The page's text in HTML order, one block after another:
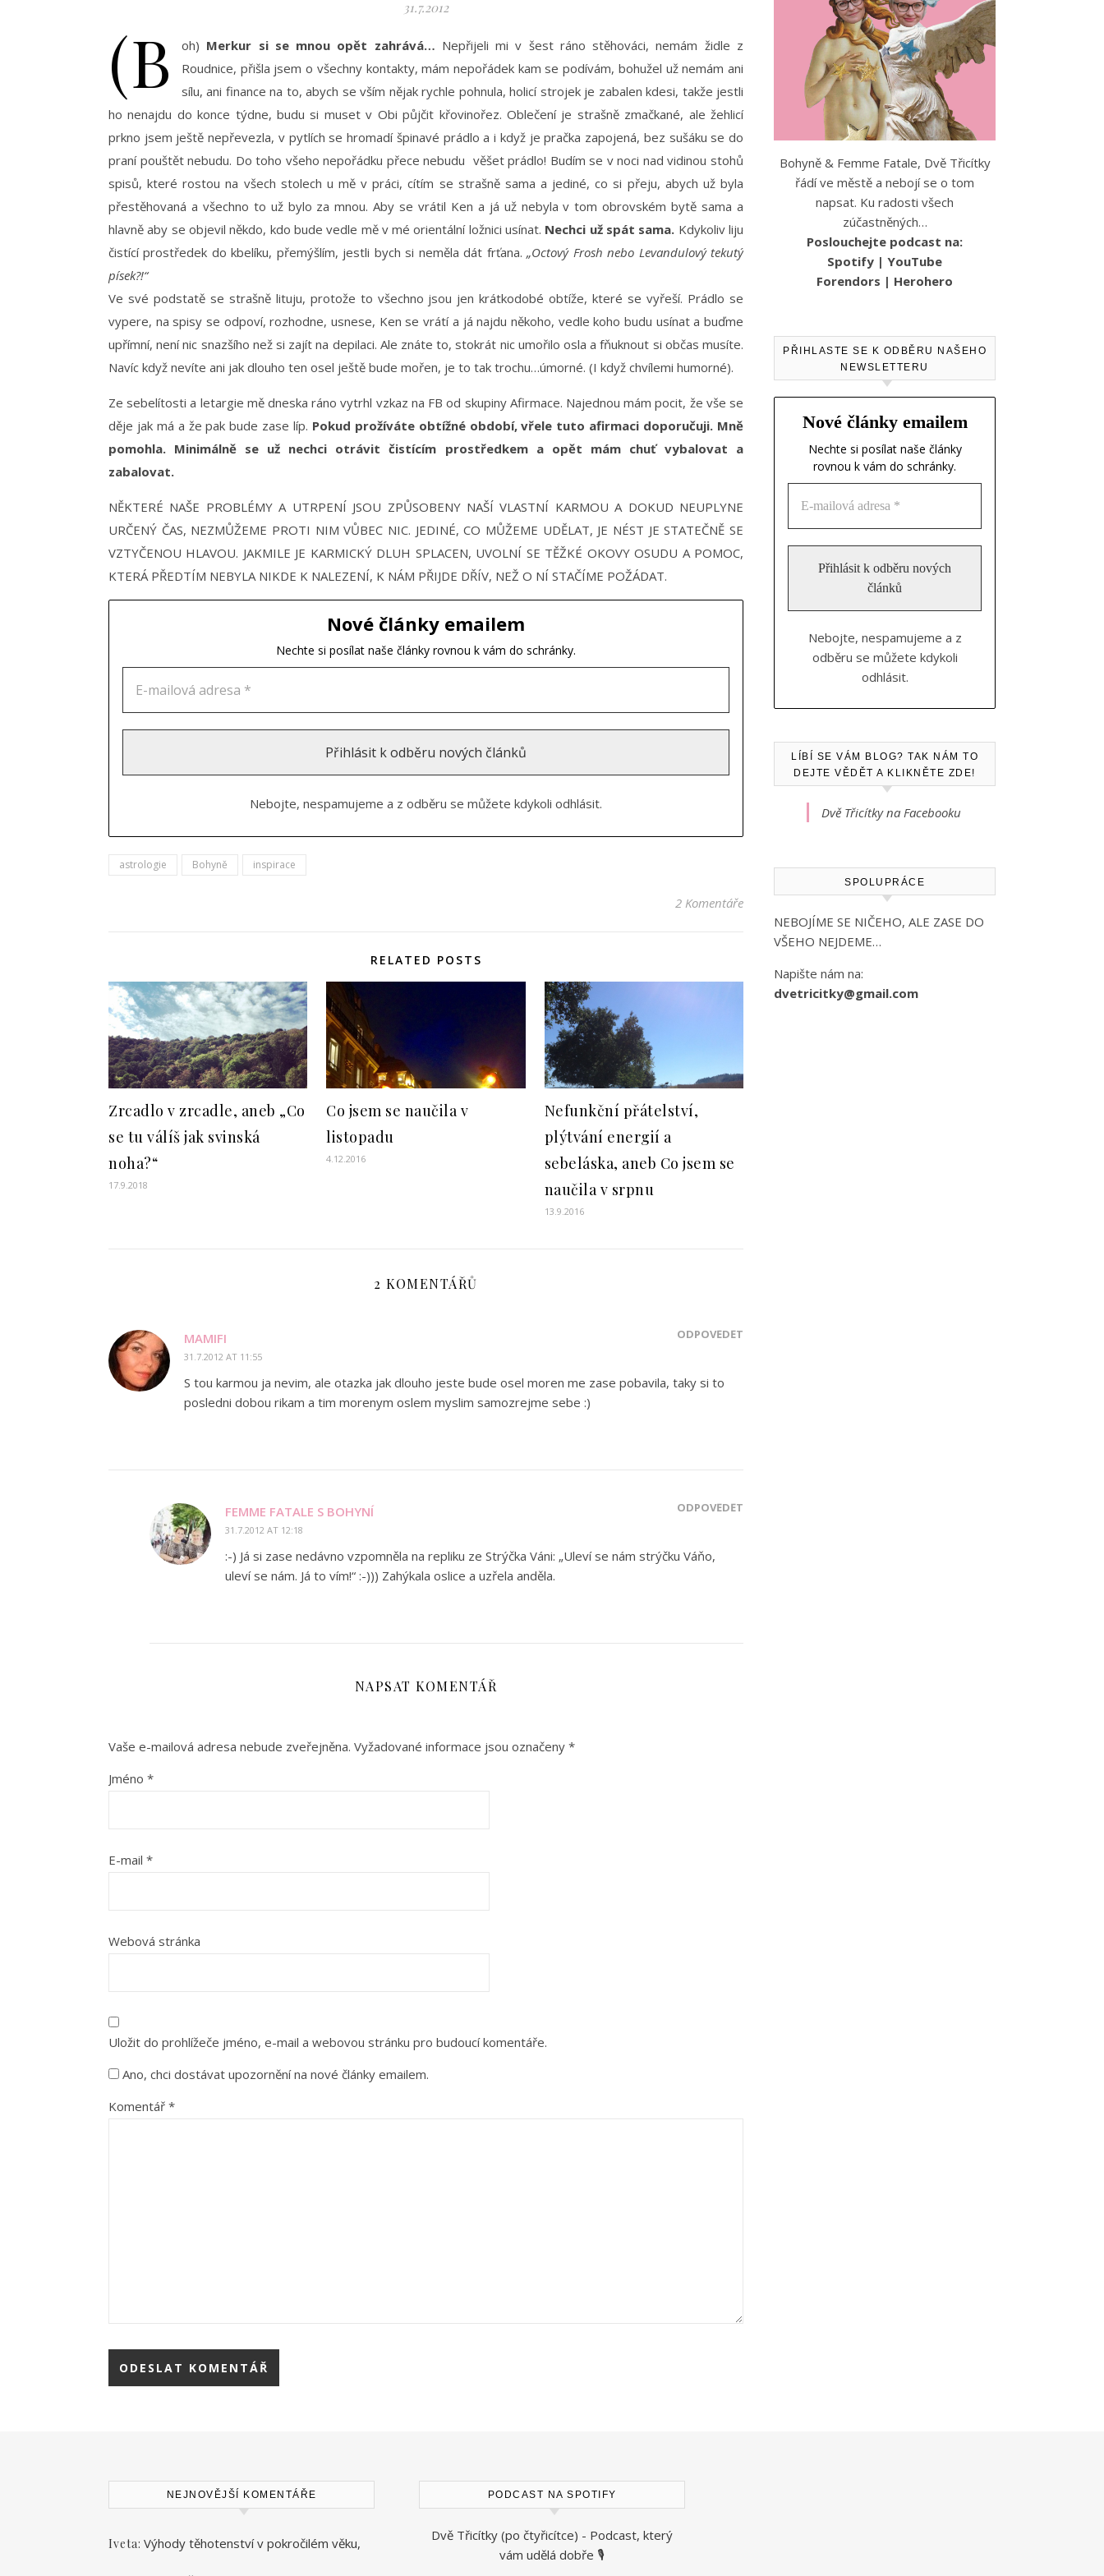
31.7.2012
(B oh) Merkur si se mnou opět zahrává… Nepřijeli mi v šest ráno stěhováci, nemám židle z
Roudnice, přišla jsem o všechny kontakty, mám nepořádek kam se podívám, bohužel už nemám ani
sílu, ani finance na to, abych se vším nějak rychle pohnula, holicí strojek je zabalen kdesi, takže jestli
ho nenajdu do konce týdne, budu si muset v Obi půjčit křovinořez. Oblečení je strašně zmačkané, ale žehlicí
prkno jsem ještě nepřevezla, v pytlích se hromadí špinavé prádlo a i když je pračka zapojená, bez sušáku se do
praní pouštět nebudu. Do toho všeho nepořádku přece nebudu věšet prádlo! Budím se v noci nad vidinou stohů
spisů, které rostou na všech stolech u mě v práci, cítím se strašně sama a jediné, co si přeju, abych už byla
přestěhovaná a všechno to už bylo za mnou. Aby se vrátil Ken a já už nebyla v tom obrovském bytě sama a
hlavně aby se objevil někdo, kdo bude vedle mě v mé orientální ložnici usínat. Nechci už spát sama. Kdykoliv liju
čistící prostředek do kbelíku, přemýšlím, jestli bych si neměla dát frťana.„Octový Frosh nebo Levandulový tekutý
písek?!“
Ve své podstatě se strašně lituju, protože to všechno jsou jen krátkodobé obtíže, které se vyřeší. Prádlo se
vypere, na spisy se odpoví, rozhodne, usnese, Ken se vrátí a já najdu někoho, vedle koho budu usínat a buďme
upřímní, není nic snazšího než si zajít na depilaci. Ale znáte to, stokrát nic umořilo osla a fňuknout si občas musíte.
Navíc když nevíte ani jak dlouho ten osel ještě bude mořen, je to tak trochu…úmorné. (I když chvílemi humorné).
Ze sebelítosti a letargie mě dneska ráno vytrhl vzkaz na FB od skupiny Afirmace. Najednou mám pocit, že vše se
děje jak má a že pak bude zase líp. Pokud prožíváte obtížné období, vřele tuto afirmaci doporučuji. Mně
pomohla. Minimálně se už nechci otrávit čistícím prostředkem a opět mám chuť vybalovat a
zabalovat.
NĚKTERÉ NAŠE PROBLÉMY A UTRPENÍ JSOU ZPŮSOBENY NAŠÍ VLASTNÍ KARMOU A DOKUD NEUPLYNE
URČENÝ ČAS, NEZMŮŽEME PROTI NIM VŮBEC NIC. JEDINÉ, CO MŮŽEME UDĚLAT, JE NÉST JE STATEČNĚ SE
VZTYČENOU HLAVOU. JAKMILE JE KARMICKÝ DLUH SPLACEN, UVOLNÍ SE TĚŽKÉ OKOVY OSUDU A POMOC,
KTERÁ PŘEDTÍM NEBYLA NIKDE K NALEZENÍ, K NÁM PŘIJDE DŘÍV, NEŽ O NÍ STAČÍME POŽÁDAT.
Nové články emailem
Nechte si posílat naše články rovnou k vám do schránky.
Nebojte, nespamujeme a z odběru se můžete kdykoli odhlásit.
astrologie Bohyně inspirace
2 Komentáře
RELATED POSTS
Zrcadlo v zrcadle, aneb „Co
se tu válíš jak svinská
noha?“
17.9.2018
Co jsem se naučila v
listopadu
4.12.2016
Nefunkční přátelství,
plýtvání energií a
sebeláska, aneb Co jsem se
naučila v srpnu
13.9.2016
2 KOMENTÁŘŮ
MAMIFI
31.7.2012 AT 11:55
ODPOVĚDĚT
S tou karmou ja nevim, ale otazka jak dlouho jeste bude osel moren me zase pobavila, taky si to
posledni dobou rikam a tim morenym oslem myslim samozrejme sebe :)
FEMME FATALE S BOHYNÍ
31.7.2012 AT 12:18
ODPOVĚDĚT
:-) Já si zase nedávno vzpomněla na repliku ze Strýčka Váni: „Uleví se nám strýčku Váňo,
uleví se nám. Já to vím!“ :-))) Zahýkala oslice a uzřela anděla.
NAPSAT KOMENTÁŘ
Vaše e-mailová adresa nebude zveřejněna. Vyžadované informace jsou označeny *
Jméno *
E-mail *
Webová stránka
Uložit do prohlížeče jméno, e-mail a webovou stránku pro budoucí komentáře.
Ano, chci dostávat upozornění na nové články emailem.
Komentář *
Bohyně & Femme Fatale, Dvě Třicítky
řádí ve městě a nebojí se o tom
napsat. Ku radosti všech
zúčastněných…
Poslouchejte podcast na:
Spotify | YouTube
Forendors | Herohero
PŘIHLASTE SE K ODBĚRU NAŠEHO
NEWSLETTERU
Nové články emailem
Nechte si posílat naše články
rovnou k vám do schránky.
Nebojte, nespamujeme a z
odběru se můžete kdykoli
odhlásit.
LÍBÍ SE VÁM BLOG? TAK NÁM TO
DEJTE VĚDĚT A KLIKNĚTE ZDE!
Dvě Třicítky na Facebooku
SPOLUPRÁCE
NEBOJÍME SE NIČEHO, ALE ZASE DO
VŠEHO NEJDEME…
Napište nám na:
dvetricitky@gmail.com
NEJNOVĚJŠÍ KOMENTÁŘE
Iveta: Výhody těhotenství v pokročilém věku,
PODCAST NA SPOTIFY
Dvě Třicítky (po čtyřicítce) - Podcast, který
vám udělá dobře 🎙️